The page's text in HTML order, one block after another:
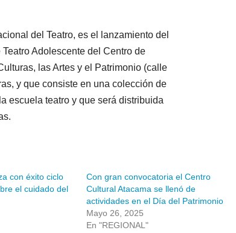
del Teatro, es el lanzamiento del
Adolescente del Centro de
las Artes y el Patrimonio (calle
y que consiste en una colección de
escuela teatro y que será distribuida
con éxito ciclo
el cuidado del
Con gran convocatoria el Centro
Cultural Atacama se llenó de
actividades en el Día del Patrimonio
Mayo 26, 2025
En "REGIONAL"